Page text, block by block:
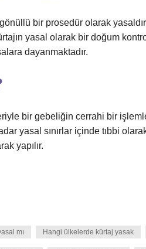
bir prosedür olarak
yasal olarak bir doğum
dayanmaktadır.
bir gebeliğin cerrahi bir işlemle
yasal sınırlar içinde tıbbi
yapılır.
mı Hangi ülkelerde kürtaj yasak